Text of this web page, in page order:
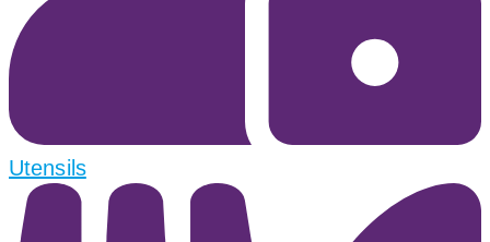
Utensils